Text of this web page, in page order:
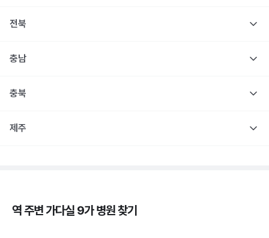
전북
충남
충북
제주
역 주변가다실 9가병원 찾기